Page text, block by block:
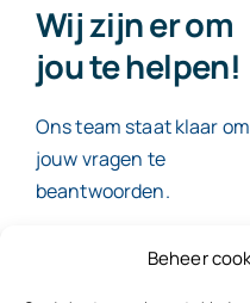
Beheer
Wij zijn er om
jou te helpen!
Ons team staat klaar om
jouw vragen te
beantwoorden.
Contact